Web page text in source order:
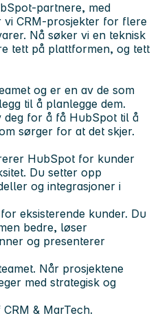
partnere, med
vi CRM-prosjekter for flere
Nå søker vi en teknisk
tett på plattformen, og tett
og er en av de som
til å planlegge dem.
deg for å få HubSpot til å
sørger for at det skjer.
HubSpot for kunder
Du setter opp
og integrasjoner i
eksisterende kunder. Du
bedre, løser
og presenterer
Når prosjektene
med strategisk og
& MarTech.